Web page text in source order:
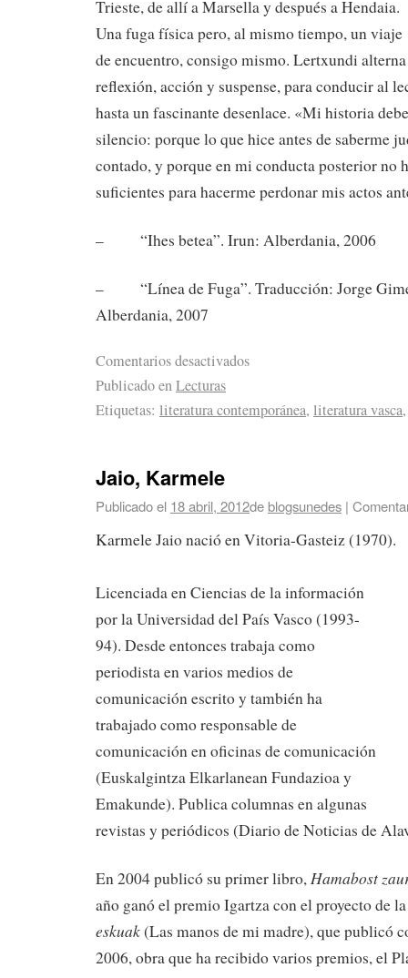
Trieste, de allí a Marsella y después a Hendaia.
Una fuga física pero, al mismo tiempo, un viaje
de encuentro, consigo mismo. Lertxundi alterna
reflexión, acción y suspense, para conducir al
hasta un fascinante desenlace. «Mi historia
silencio: porque lo que hice antes de saberme
contado, y porque en mi conducta posterior no
suficientes para hacerme perdonar mis actos
– “Ihes betea”. Irun: Alberdania, 2006
– “Línea de Fuga”. Traducción: Jorge
Alberdania, 2007
Comentarios desactivados
Publicado enLecturas
Etiquetas: literatura contemporánea, literatura vasca
Jaio, Karmele
Publicado el 18 abril, 2012deblogsunedes |
Karmele Jaio nació en Vitoria-Gasteiz (1970).
Licenciada en Ciencias de la información
por la Universidad del País Vasco (1993-
94). Desde entonces trabaja como
periodista en varios medios de
comunicación escrito y también ha
trabajado como responsable de
comunicación en oficinas de comunicación
(Euskalgintza Elkarlanean Fundazioa y
Emakunde). Publica columnas en algunas
revistas y periódicos (Diario de Noticias de
En 2004 publicó su primer libro, Hamabost
año ganó el premio Igartza con el proyecto de
eskuak(Las manos de mi madre), que publicó
2006, obra que ha recibido varios premios, el